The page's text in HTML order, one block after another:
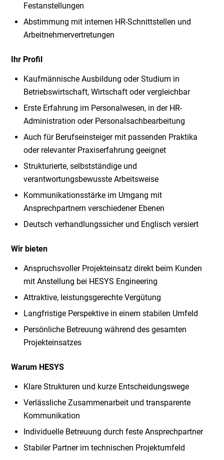
Festanstellungen
Abstimmung mit internen HR-Schnittstellen und
Arbeitnehmervertretungen
Ihr Profil
Kaufmännische Ausbildung oder Studium in
Betriebswirtschaft, Wirtschaft oder vergleichbar
Erste Erfahrung im Personalwesen, in der HR-
Administration oder Personalsachbearbeitung
Auch für Berufseinsteiger mit passenden Praktika
oder relevanter Praxiserfahrung geeignet
Strukturierte, selbstständige und
verantwortungsbewusste Arbeitsweise
Kommunikationsstärke im Umgang mit
Ansprechpartnern verschiedener Ebenen
Deutsch verhandlungssicher und Englisch versiert
Wir bieten
Anspruchsvoller Projekteinsatz direkt beim Kunden
mit Anstellung bei HESYS Engineering
Attraktive, leistungsgerechte Vergütung
Langfristige Perspektive in einem stabilen Umfeld
Persönliche Betreuung während des gesamten
Projekteinsatzes
Warum HESYS
Klare Strukturen und kurze Entscheidungswege
Verlässliche Zusammenarbeit und transparente
Kommunikation
Individuelle Betreuung durch feste Ansprechpartner
Stabiler Partner im technischen Projektumfeld